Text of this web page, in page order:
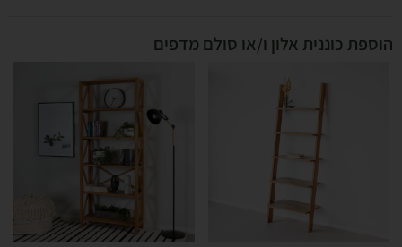
הוספת כוננית אלון ו/או סולם מדפים